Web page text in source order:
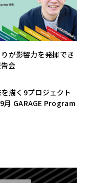
が影響力を発揮でき
会
描く9プロジェクト
月 GARAGE Program